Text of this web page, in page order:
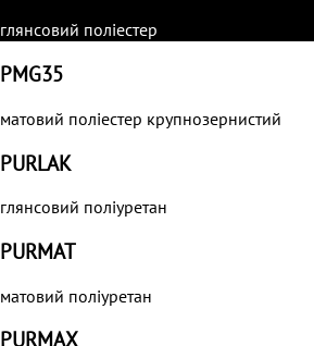
глянсовий поліестер
PMG35
матовий поліестер крупнозернистий
PURLAK
глянсовий поліуретан
PURMAT
матовий поліуретан
PURMAХ